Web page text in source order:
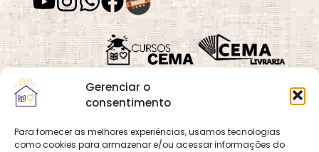
Gerenciar o
consentimento
Para fornecer as melhores experiências, usamos tecnologias
como cookies para armazenar e/ou acessar informações do